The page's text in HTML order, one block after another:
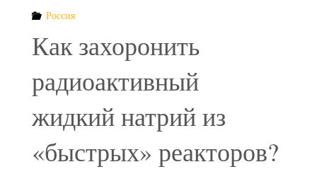
Россия
Как захоронить
радиоактивный
жидкий натрий из
«быстрых» реакторов?